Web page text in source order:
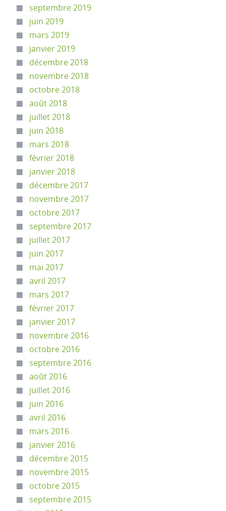
septembre 2019
juin 2019
mars 2019
janvier 2019
décembre 2018
novembre 2018
octobre 2018
août 2018
juillet 2018
juin 2018
mars 2018
février 2018
janvier 2018
décembre 2017
novembre 2017
octobre 2017
septembre 2017
juillet 2017
juin 2017
mai 2017
avril 2017
mars 2017
février 2017
janvier 2017
novembre 2016
octobre 2016
septembre 2016
août 2016
juillet 2016
juin 2016
avril 2016
mars 2016
janvier 2016
décembre 2015
novembre 2015
octobre 2015
septembre 2015